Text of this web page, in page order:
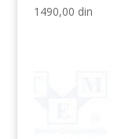
1490,00 din